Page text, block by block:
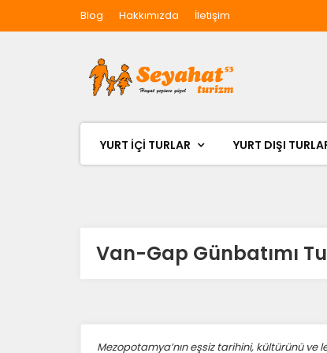
Blog Hakkımızda İletişim
YURT İÇİ TURLAR YURT DIŞI
Van-Gap Günbatımı
Mezopotamya’nın eşsiz tarihini, kültürünü